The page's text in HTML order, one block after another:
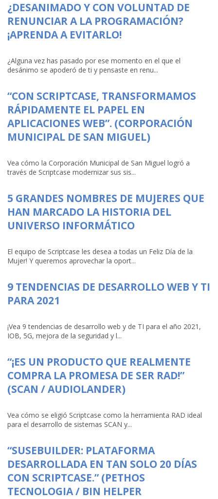
¿DESANIMADO Y CON VOLUNTAD DE
RENUNCIAR A LA PROGRAMACIÓN?
¡APRENDA A EVITARLO!
¿Alguna vez has pasado por ese momento en el que el
desánimo se apoderó de ti y pensaste en renu...
“CON SCRIPTCASE, TRANSFORMAMOS
RÁPIDAMENTE EL PAPEL EN
APLICACIONES WEB”. (CORPORACIÓN
MUNICIPAL DE SAN MIGUEL)
Vea cómo la Corporación Municipal de San Miguel logró a
través de Scriptcase modernizar sus sis...
5 GRANDES NOMBRES DE MUJERES QUE
HAN MARCADO LA HISTORIA DEL
UNIVERSO INFORMÁTICO
El equipo de Scriptcase les desea a todas un Feliz Día de la
Mujer! Y queremos aprovechar la oport...
9 TENDENCIAS DE DESARROLLO WEB Y TI
PARA 2021
¡Vea 9 tendencias de desarrollo web y de TI para el año 2021,
IOB, 5G, mejora de la seguridad y l...
“¡ES UN PRODUCTO QUE REALMENTE
COMPRA LA PROMESA DE SER RAD!”
(SCAN / AUDIOLANDER)
Vea cómo se eligió Scriptcase como la herramienta RAD ideal
para el desarrollo de sistemas SCAN y...
“SUSEBUILDER: PLATAFORMA
DESARROLLADA EN TAN SOLO 20 DÍAS
CON SCRIPTCASE.” (PETHOS
TECNOLOGIA / BIN HELPER